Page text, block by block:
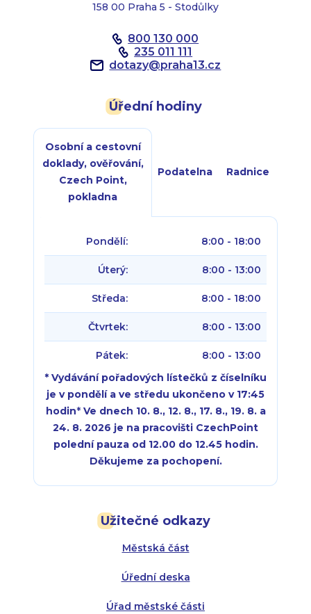
158 00 Praha 5 - Stodůlky
800 130 000
235 011 111
dotazy@praha13.cz
Užitečné odkazy
Městská část
Úřední deska
Úřad městské části
Úřední hodiny
Osobní a cestovní
doklady, ověřování,
Czech Point,
pokladna
Podatelna Radnice
Pondělí: 8:00 - 18:00
Úterý: 8:00 - 13:00
Středa: 8:00 - 18:00
Čtvrtek: 8:00 - 13:00
Pátek:
8:00 - 13:00
* Vydávání pořadových lístečků z číselníku
je v pondělí a ve středu ukončeno v 17:45
hodin* Ve dnech 10. 8., 12. 8., 17. 8., 19. 8. a
24. 8. 2026 je na pracovišti CzechPoint
polední pauza od 12.00 do 12.45 hodin.
Děkujeme za pochopení.
Úterý:
Středa:
Čtvrtek:
Úterý:
Středa:
Čtvrtek: